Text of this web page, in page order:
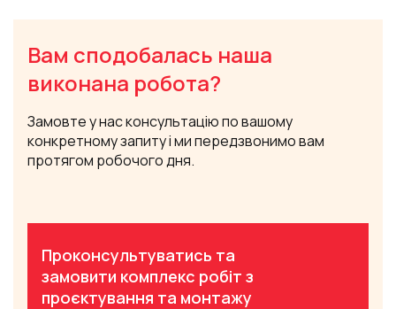
Вам сподобалась наша
виконана робота?
Замовте у нас консультацію по вашому
конкретному запиту і ми передзвонимо вам
протягом робочого дня.
Проконсультуватись та
замовити комплекс робіт з
проєктування та монтажу